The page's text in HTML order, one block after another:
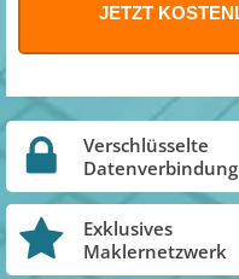
Verschlüsselte
Datenverbindung
Exklusives
Maklernetzwerk